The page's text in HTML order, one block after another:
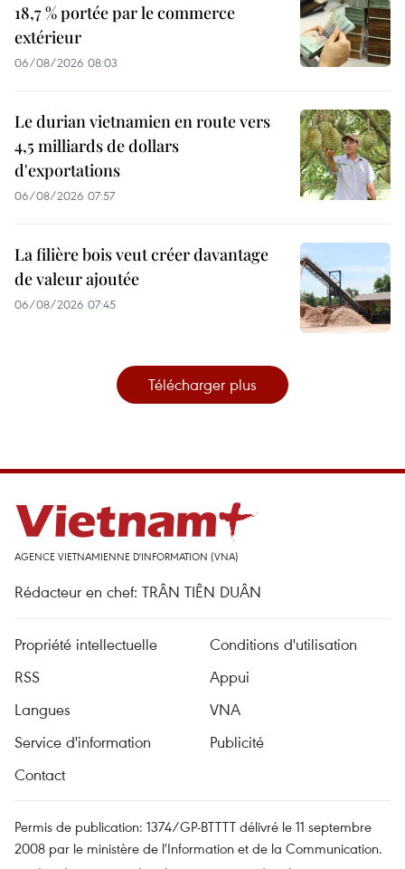
18,7 % portée par le commerce
extérieur
06/08/2026 08:03
Le durian vietnamien en route vers
4,5 milliards de dollars
d'exportations
06/08/2026 07:57
La filière bois veut créer davantage
de valeur ajoutée
06/08/2026 07:45
Télécharger plus
AGENCE VIETNAMIENNE D'INFORMATION (VNA)
Rédacteur en chef: TRÂN TIÊN DUÂN
Propriété intellectuelle
Conditions d'utilisation
RSS
Appui
Langues
VNA
Service d'information
Publicité
Contact
Permis de publication: 1374/GP-BTTTT délivré le 11 septembre
2008 par le ministère de l'Information et de la Communication.